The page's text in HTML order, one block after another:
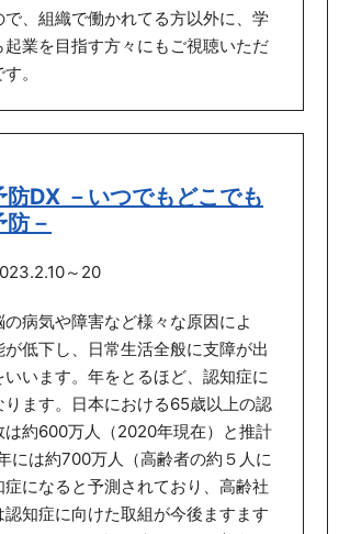
で、組織で働かれてる方以外に、学
起業を目指す方々にもご視聴いただ
。
防DX －いつでもどこでも
－
～20
病気や障害など様々な原因によ
が低下し、日常生活全般に支障が出
います。年をとるほど、認知症に
ります。日本における65歳以上の認
は約600万人（2020年現在）と推計
には約700万人（高齢者の約５人に
症になると予測されており、高齢社
知症に向けた取組が今後ますます